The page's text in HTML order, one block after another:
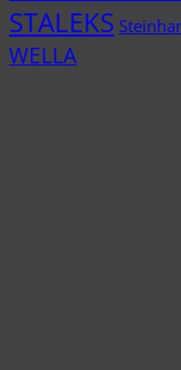
STALEKS
WELLA